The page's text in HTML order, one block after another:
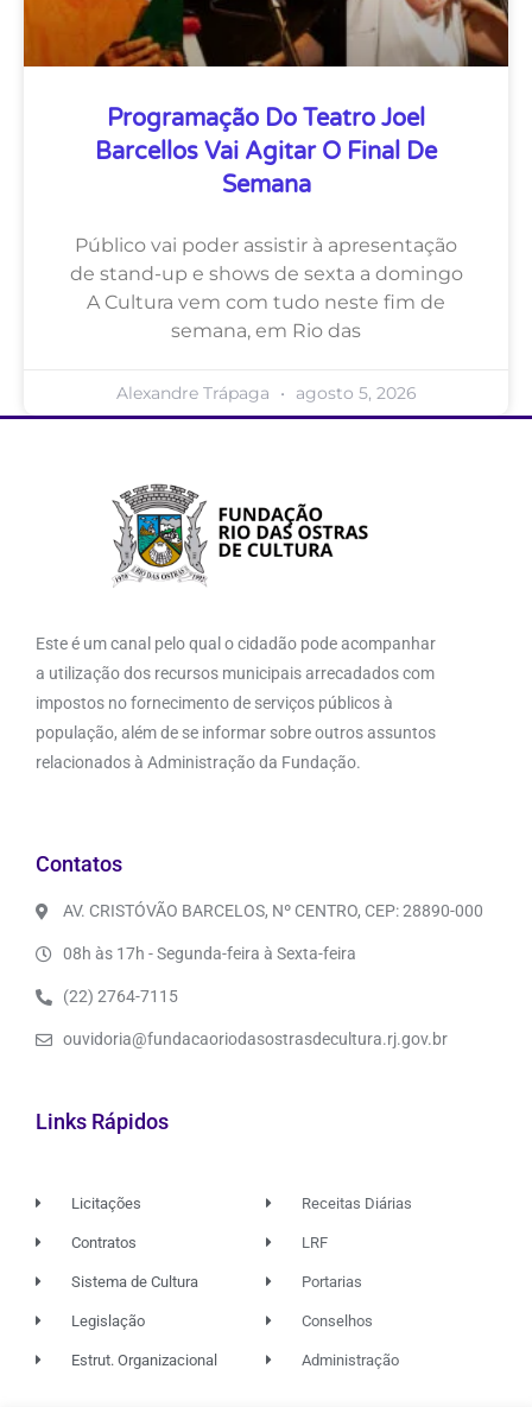
Programação Do Teatro Joel
Barcellos Vai Agitar O Final De
Semana
Público vai poder assistir à apresentação
de stand-up e shows de sexta a domingo
A Cultura vem com tudo neste fim de
semana, em Rio das
Alexandre Trápaga agosto 5, 2026
Este é um canal pelo qual o cidadão pode acompanhar
a utilização dos recursos municipais arrecadados com
impostos no fornecimento de serviços públicos à
população, além de se informar sobre outros assuntos
relacionados à Administração da Fundação.
Contatos
AV. CRISTÓVÃO BARCELOS, Nº CENTRO, CEP: 28890-000
08h às 17h - Segunda-feira à Sexta-feira
(22) 2764-7115
ouvidoria@fundacaoriodasostrasdecultura.rj.gov.br
Links Rápidos
Licitações
Contratos
Sistema de Cultura
Legislação
Estrut. Organizacional
Receitas Diárias
LRF
Portarias
Conselhos
Administração